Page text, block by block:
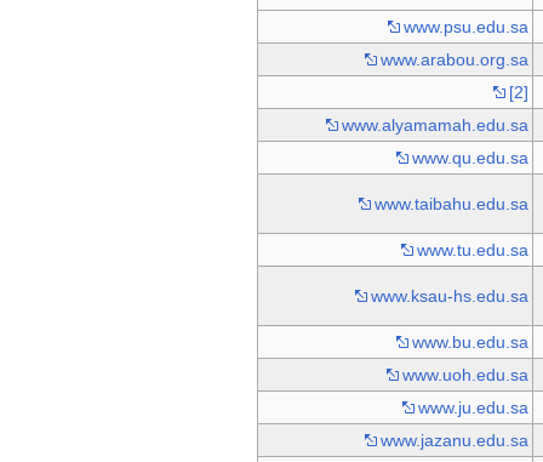
www.psu.edu.sa
www.arabou.org.sa
[2]
www.alyamamah.edu.sa
www.qu.edu.sa
www.taibahu.edu.sa
www.tu.edu.sa
www.ksau-hs.edu.sa
www.bu.edu.sa
www.uoh.edu.sa
www.ju.edu.sa
www.jazanu.edu.sa